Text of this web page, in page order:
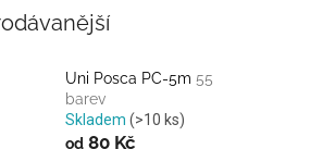
Uni Posca PC-5m 55
barev
Skladem (>10 ks)
od 80 Kč